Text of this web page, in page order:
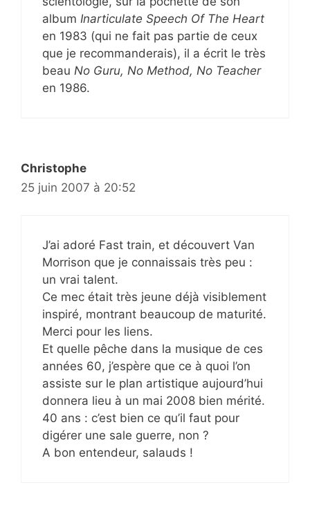
album Inarticulate Speech Of The Heart
en 1983 (qui ne fait pas partie de ceux
que je recommanderais), il a écrit le très
beau No Guru, No Method, No Teacher
en 1986.
Christophe
25 juin 2007 à 20:52
J’ai adoré Fast train, et découvert Van
Morrison que je connaissais très peu :
un vrai talent.
Ce mec était très jeune déjà visiblement
inspiré, montrant beaucoup de maturité.
Merci pour les liens.
Et quelle pêche dans la musique de ces
années 60, j’espère que ce à quoi l’on
assiste sur le plan artistique aujourd’hui
donnera lieu à un mai 2008 bien mérité.
40 ans : c’est bien ce qu’il faut pour
digérer une sale guerre, non ?
A bon entendeur, salauds !